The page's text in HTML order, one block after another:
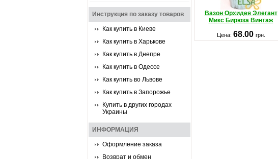
Инструкция по заказу товаров
Как купить в Киеве
Как купить в Харькове
Как купить в Днепре
Как купить в Одессе
Как купить во Львове
Как купить в Запорожье
Купить в других городах
Украины
ИНФОРМАЦИЯ
Оформление заказа
Возврат и обмен
Вазон Орхидея Элегант
Микс Бирюза Винтаж
Цена: 68.00 грн.